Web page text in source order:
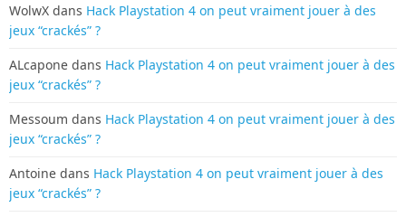
WolwX dans Hack Playstation 4 on peut vraiment jouer à des
jeux “crackés” ?
ALcapone dans Hack Playstation 4 on peut vraiment jouer à des
jeux “crackés” ?
Messoum dans Hack Playstation 4 on peut vraiment jouer à des
jeux “crackés” ?
Antoine dans Hack Playstation 4 on peut vraiment jouer à des
jeux “crackés” ?